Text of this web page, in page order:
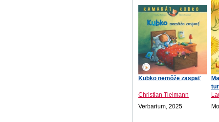
Kubko nemôže zaspať
Christian Tielmann
Verbarium, 2025